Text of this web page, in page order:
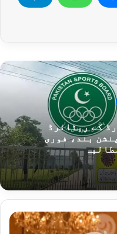
کے ریٹائرڈ
بند، فوری